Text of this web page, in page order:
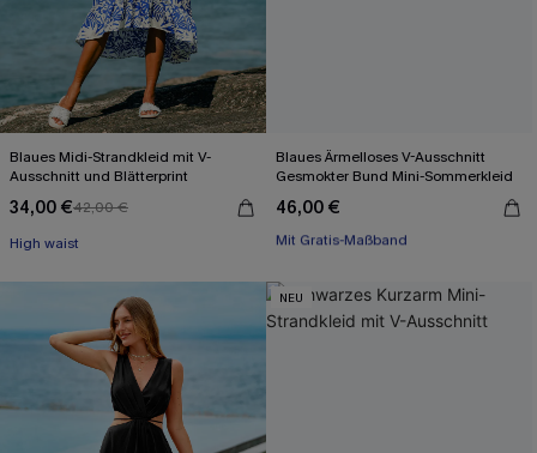
Blaues Midi-Strandkleid mit V-
Ausschnitt und Blätterprint
34,00 €42,00 €
High waist
Blaues Ärmelloses V-Ausschnitt
Gesmokter Bund Mini-Sommerkleid
46,00 €
Mit Gratis-Maßband
X-Shape
NEU